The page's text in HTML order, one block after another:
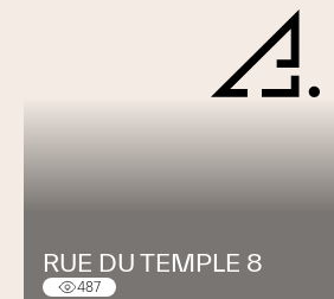
RUE DU TEMPLE 8
487